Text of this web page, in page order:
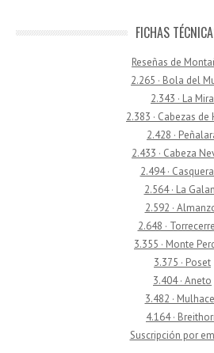
FICHAS
Reseñas de
2.265 · Bola del
2.343 · La Mira
2.383 · Cabezas de
2.428 ·
2.433 · Cabeza
2.494 ·
2.564 · La
2.592 ·
2.648 ·
3.355 · Monte
3.375 · Poset
3.404 · Aneto
3.482 ·
4.164 ·
Suscripción por